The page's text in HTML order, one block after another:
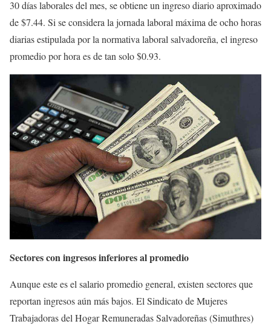
30 días laborales del mes, se obtiene un ingreso diario aproximado
de $7.44. Si se considera la jornada laboral máxima de ocho horas
diarias estipulada por la normativa laboral salvadoreña, el ingreso
promedio por hora es de tan solo $0.93.
Sectores con ingresos inferiores al promedio
Aunque este es el salario promedio general, existen sectores que
reportan ingresos aún más bajos. El Sindicato de Mujeres
Trabajadoras del Hogar Remuneradas Salvadoreñas (Simuthres)